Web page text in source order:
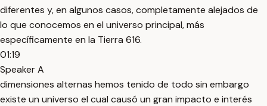
diferentes y, en algunos casos, completamente alejados de
lo que conocemos en el universo principal, más
específicamente en la Tierra 616.
01:19
Speaker A
dimensiones alternas hemos tenido de todo sin embargo
existe un universo el cual causó un gran impacto e interés